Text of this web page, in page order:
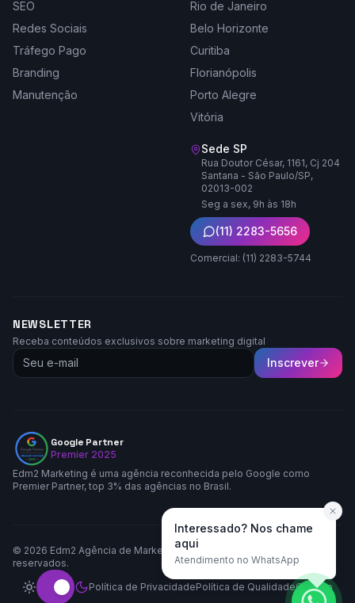
Interessado? Nos chame
aqui
Atendimento no WhatsApp
SEO
Redes Sociais
Tráfego Pago
Branding
Manutenção
Rio de Janeiro
Belo Horizonte
Curitiba
Florianópolis
Porto Alegre
Vitória
Sede SP
Rua Doutor César, 1161, Cj 204
Santana - São Paulo/SP,
02013-002
Seg a sex, 9h às 18h
(11) 2283-5656
Comercial: (11) 2283-5744
NEWSLETTER
Receba conteúdos exclusivos sobre marketing digital
Inscrever
Google Partner
Premier 2025
Edm2 Marketing é uma agência reconhecida pelo Google como
Premier Partner, top 3% das agências no Brasil.
© 2026 Edm2 Agência de Marketing LTDA. Todos os direitos
reservados.
Política de PrivacidadePolítica de QualidadeContato